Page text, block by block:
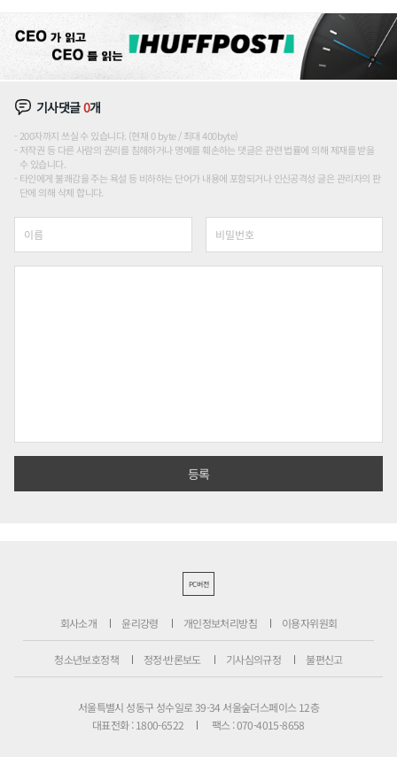
기사댓글0개
200자까지 쓰실 수 있습니다. (현재 0 byte / 최대 400byte)
저작권 등 다른 사람의 권리를 침해하거나 명예를 훼손하는 댓글은 관련 법률에 의해 제재를 받을
수 있습니다.
타인에게 불쾌감을 주는 욕설 등 비하하는 단어가 내용에 포함되거나 인신공격성 글은 관리자의 판
단에 의해 삭제 합니다.
PC버전
회사소개 윤리강령 개인정보처리방침 이용자위원회
청소년보호정책 정정·반론보도 기사심의규정 불편신고
서울특별시 성동구 성수일로 39-34 서울숲더스페이스 12층
대표전화 : 1800-6522
팩스 : 070-4015-8658